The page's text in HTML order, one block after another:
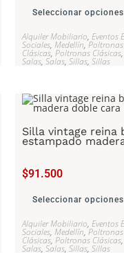
Seleccionar opciones
Alquiler Mobiliario, Eventos
Sociales, Medellín,
Clásicas, Poltronas Clásicas,
Salas, Salas, Sillas, Sillas
Silla vintage reina
estampado
$91.500
Seleccionar opciones
Alquiler Mobiliario, Eventos
Sociales, Medellín,
Clásicas, Poltronas Clásicas,
Salas, Salas, Sillas, Sillas